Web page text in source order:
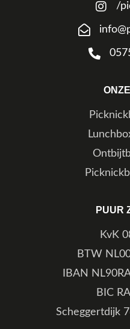
/
PUUR
KvK
BTW
IBAN
BIC
Scheggertdijk